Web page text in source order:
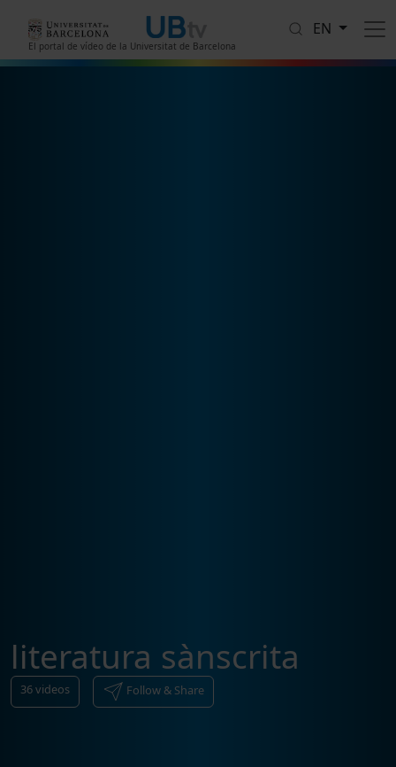
El portal de vídeo de la Universitat de Barcelona
EN
literatura sànscrita
36videos Follow & Share